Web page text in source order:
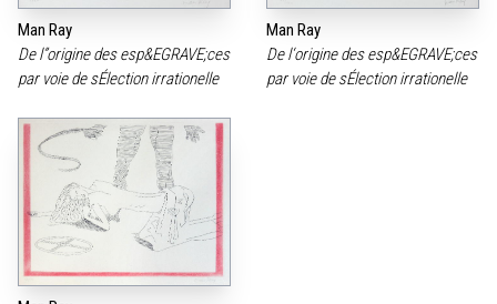
Man Ray
De l”origine des esp&EGRAVE;ces
par voie de sÉlection irrationelle
Man Ray
De l‘origine des esp&EGRAVE;ces
par voie de sÉlection irrationelle